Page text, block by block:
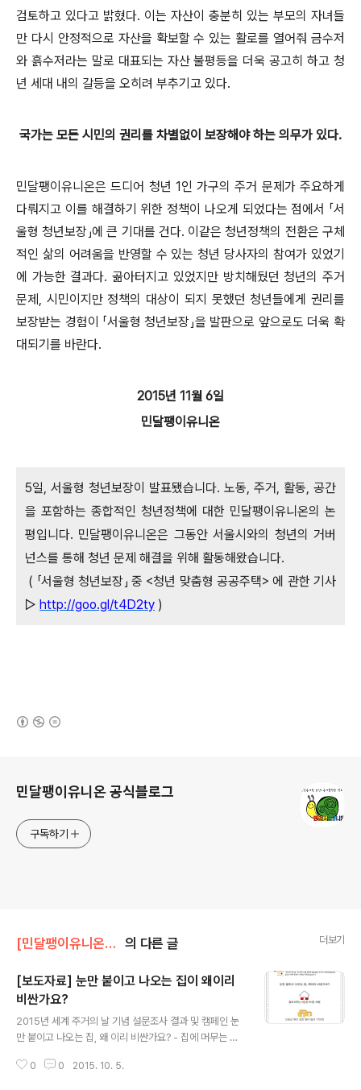
검토하고 있다고 밝혔다. 이는 자산이 충분히 있는 부모의 자녀들
만 다시 안정적으로 자산을 확보할 수 있는 활로를 열어줘 금수저
와 흙수저라는 말로 대표되는 자산 불평등을 더욱 공고히 하고 청
년 세대 내의 갈등을 오히려 부추기고 있다.
국가는 모든 시민의 권리를 차별없이 보장해야 하는 의무가 있다.
민달팽이유니온은 드디어 청년 1인 가구의 주거 문제가 주요하게
다뤄지고 이를 해결하기 위한 정책이 나오게 되었다는 점에서 「서
울형 청년보장」에 큰 기대를 건다. 이같은 청년정책의 전환은 구체
적인 삶의 어려움을 반영할 수 있는 청년 당사자의 참여가 있었기
에 가능한 결과다. 곪아터지고 있었지만 방치해뒀던 청년의 주거
문제, 시민이지만 정책의 대상이 되지 못했던 청년들에게 권리를
보장받는 경험이 「서울형 청년보장」을 발판으로 앞으로도 더욱 확
대되기를 바란다.
2015년 11월 6일
민달팽이유니온
5일, 서울형 청년보장이 발표됐습니다. 노동, 주거, 활동, 공간
을 포함하는 종합적인 청년정책에 대한 민달팽이유니온의 논
평입니다. 민달팽이유니온은 그동안 서울시와의 청년의 거버
넌스를 통해 청년 문제 해결을 위해 활동해왔습니다.
( 「서울형 청년보장」 중 <청년 맞춤형 공공주택> 에 관한 기사
▷ http://goo.gl/t4D2ty )
민달팽이유니온 공식블로그
구독하기
[민달팽이유니온]/* 보도자료, 기자회견, 논평 의 다른 글 더보기
[보도자료] 눈만 붙이고 나오는 집이 왜이리
비싼가요?
2015년 세계 주거의 날 기념 설문조사 결과 및 캠페인 눈
만 붙이고 나오는 집, 왜 이리 비싼가요? - 집에 머무는 시
원- 시간 당 월세로 환산하면 2,480원, 최저임금의 절반
0 0 2015. 10. 5.